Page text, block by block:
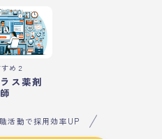
め２
ス薬剤
師
活動で採用効率UP